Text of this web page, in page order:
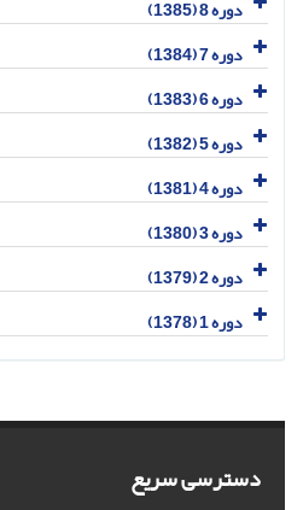
دوره 8 (1385)
دوره 7 (1384)
دوره 6 (1383)
دوره 5 (1382)
دوره 4 (1381)
دوره 3 (1380)
دوره 2 (1379)
دوره 1 (1378)
دسترسی سریع